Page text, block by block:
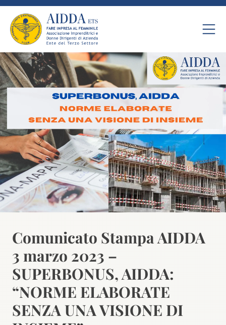
Comunicato Stampa AIDDA
3 marzo 2023 –
SUPERBONUS, AIDDA:
“NORME ELABORATE
SENZA UNA VISIONE DI